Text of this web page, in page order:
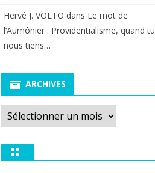
Hervé J. VOLTO dans Le mot de
l’Aumônier : Providentialisme, quand tu
nous tiens…
ARCHIVES
Archives